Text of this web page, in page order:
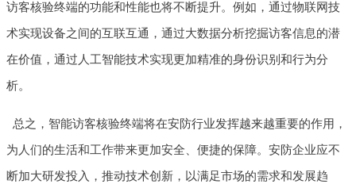
访客核验终端的功能和性能也将不断提升。例如，通过物联网技
术实现设备之间的互联互通，通过大数据分析挖掘访客信息的潜
在价值，通过人工智能技术实现更加精准的身份识别和行为分
析。
总之，智能访客核验终端将在安防行业发挥越来越重要的作用，
为人们的生活和工作带来更加安全、便捷的保障。安防企业应不
断加大研发投入，推动技术创新，以满足市场的需求和发展趋